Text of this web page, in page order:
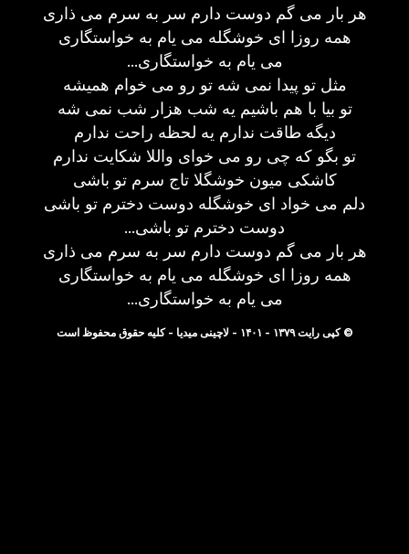
هر بار می گم دوست دارم سر به سرم می ذاری
همه روزا ای خوشگله می یام به خواستگاری
...می یام به خواستگاری
مثل تو پیدا نمی شه تو رو می خوام همیشه
تو بیا با هم باشیم یه شب هزار شب نمی شه
دیگه طاقت ندارم یه لحظه راحت ندارم
تو بگو که چی رو می خوای واللا شکایت ندارم
کاشکی میون خوشگلا تاج سرم تو باشی
دلم می خواد ای خوشگله دوست دخترم تو باشی
...دوست دخترم تو باشی
هر بار می گم دوست دارم سر به سرم می ذاری
همه روزا ای خوشگله می یام به خواستگاری
...می یام به خواستگاری
© کپی رایت ۱۳۷۹ - ۱۴۰۱ - لاچینی میدیا - کلیه حقوق محفوظ است